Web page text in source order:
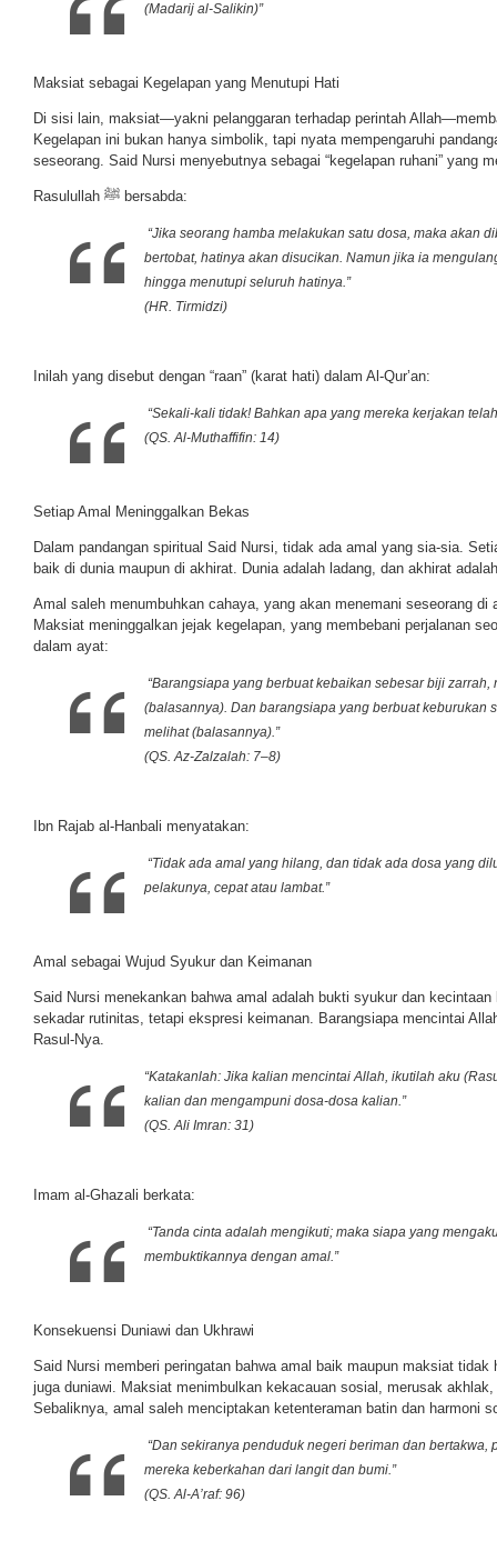
(Madarij al-Salikin)”
Maksiat sebagai Kegelapan yang Menutupi Hati
Di sisi lain, maksiat—yakni pelanggaran terhadap perintah
Kegelapan ini bukan hanya simbolik, tapi nyata mempengaruhi
seseorang. Said Nursi menyebutnya sebagai “kegelapan ruhani” yang
Rasulullah ﷺ bersabda:
“Jika seorang hamba melakukan satu dosa, maka akan
bertobat, hatinya akan disucikan. Namun jika ia
hingga menutupi seluruh hatinya.”
(HR. Tirmidzi)
Inilah yang disebut dengan “raan” (karat hati) dalam Al-Qur’an:
“Sekali-kali tidak! Bahkan apa yang mereka kerjakan
(QS. Al-Muthaffifin: 14)
Setiap Amal Meninggalkan Bekas
Dalam pandangan spiritual Said Nursi, tidak ada amal yang sia-sia.
baik di dunia maupun di akhirat. Dunia adalah ladang, dan akhirat
Amal saleh menumbuhkan cahaya, yang akan menemani seseorang di
Maksiat meninggalkan jejak kegelapan, yang membebani perjalanan
dalam ayat:
“Barangsiapa yang berbuat kebaikan sebesar biji zarrah,
(balasannya). Dan barangsiapa yang berbuat keburukan
melihat (balasannya).”
(QS. Az-Zalzalah: 7–8)
Ibn Rajab al-Hanbali menyatakan:
“Tidak ada amal yang hilang, dan tidak ada dosa yang
pelakunya, cepat atau lambat.”
Amal sebagai Wujud Syukur dan Keimanan
Said Nursi menekankan bahwa amal adalah bukti syukur dan
sekadar rutinitas, tetapi ekspresi keimanan. Barangsiapa mencintai
Rasul-Nya.
“Katakanlah: Jika kalian mencintai Allah, ikutilah aku
kalian dan mengampuni dosa-dosa kalian.”
(QS. Ali Imran: 31)
Imam al-Ghazali berkata:
“Tanda cinta adalah mengikuti; maka siapa yang
membuktikannya dengan amal.”
Konsekuensi Duniawi dan Ukhrawi
Said Nursi memberi peringatan bahwa amal baik maupun maksiat tidak
juga duniawi. Maksiat menimbulkan kekacauan sosial, merusak
Sebaliknya, amal saleh menciptakan ketenteraman batin dan harmoni
“Dan sekiranya penduduk negeri beriman dan bertakwa,
mereka keberkahan dari langit dan bumi.”
(QS. Al-A’raf: 96)